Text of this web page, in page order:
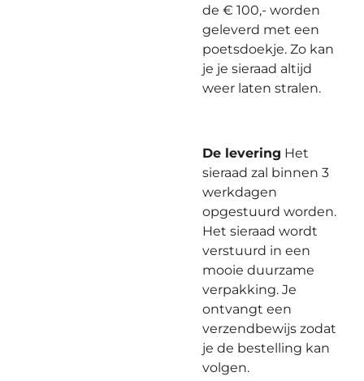
de € 100,- worden
geleverd met een
poetsdoekje. Zo kan
je je sieraad altijd
weer laten stralen.
De levering Het
sieraad zal binnen 3
werkdagen
opgestuurd worden.
Het sieraad wordt
verstuurd in een
mooie duurzame
verpakking. Je
ontvangt een
verzendbewijs zodat
je de bestelling kan
volgen.